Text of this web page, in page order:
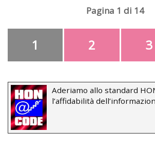
Pagina 1 di 14
1 2 3
Aderiamo allo standard
l’affidabilità